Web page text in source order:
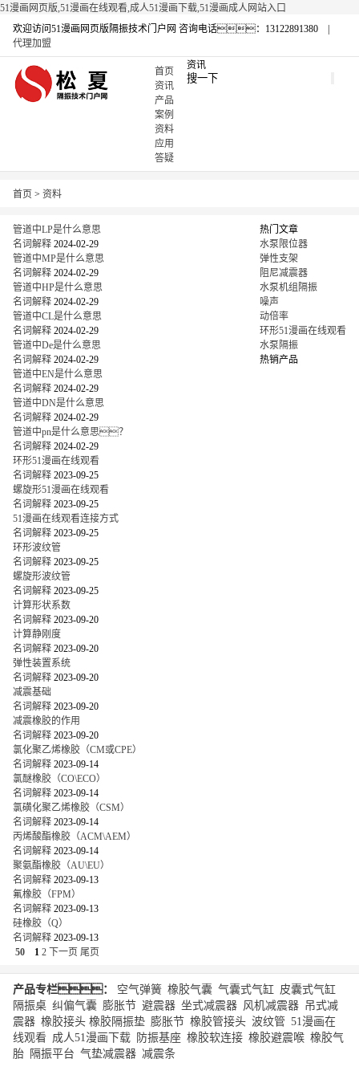
51漫画网页版,51漫画在线观看,成人51漫画下载,51漫画成人网站入口
欢迎访问51漫画网页版隔振技术门户网 咨询电话：13122891380 |
代理加盟
首页
资讯
产品
案例
资料
应用
答疑
资讯
首页 > 资料
管道中LP是什么意思
名词解释 2024-02-29
管道中MP是什么意思
名词解释 2024-02-29
管道中HP是什么意思
名词解释 2024-02-29
管道中CL是什么意思
名词解释 2024-02-29
管道中De是什么意思
名词解释 2024-02-29
管道中EN是什么意思
名词解释 2024-02-29
管道中DN是什么意思
名词解释 2024-02-29
管道中pn是什么意思？
名词解释 2024-02-29
环形51漫画在线观看
名词解释 2023-09-25
螺旋形51漫画在线观看
名词解释 2023-09-25
51漫画在线观看连接方式
名词解释 2023-09-25
环形波纹管
名词解释 2023-09-25
螺旋形波纹管
名词解释 2023-09-25
计算形状系数
名词解释 2023-09-20
计算静刚度
名词解释 2023-09-20
弹性装置系统
名词解释 2023-09-20
减震基础
名词解释 2023-09-20
减震橡胶的作用
名词解释 2023-09-20
氯化聚乙烯橡胶（CM或CPE）
名词解释 2023-09-14
氯醚橡胶（CO\ECO）
名词解释 2023-09-14
氯磺化聚乙烯橡胶（CSM）
名词解释 2023-09-14
丙烯酸酯橡胶（ACM\AEM）
名词解释 2023-09-14
聚氨酯橡胶（AU\EU）
名词解释 2023-09-13
氟橡胶（FPM）
名词解释 2023-09-13
硅橡胶（Q）
名词解释 2023-09-13
50
1 2 下一页 尾页
热门文章
水泵限位器
弹性支架
阻尼减震器
水泵机组隔振
噪声
动倍率
环形51漫画在线观看
水泵隔振
热销产品
产品专栏： 空气弹簧 橡胶气囊 气囊式气缸 皮囊式气缸
隔振桌 纠偏气囊 膨胀节 避震器 坐式减震器 风机减震器 吊式减
震器 橡胶接头 橡胶隔振垫 膨胀节 橡胶管接头 波纹管 51漫画在
线观看 成人51漫画下载 防振基座 橡胶软连接 橡胶避震喉 橡胶气
胎 隔振平台 气垫减震器 减震条